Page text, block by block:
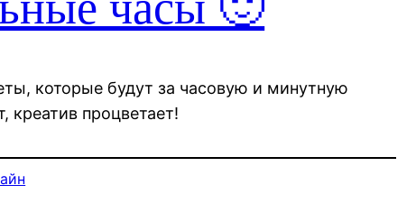
которые будут за часовую и минутную
креатив процветает!